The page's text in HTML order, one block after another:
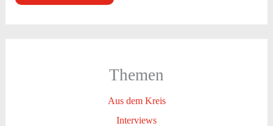
Themen
Aus dem Kreis
Interviews